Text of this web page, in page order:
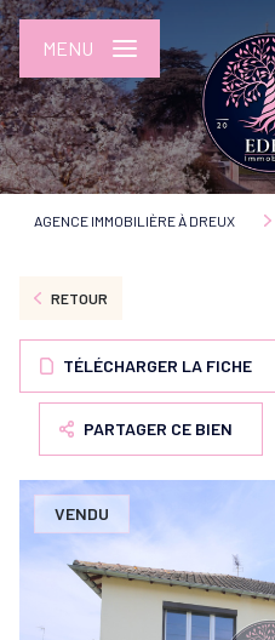
MENU
AGENCE IMMOBILIÈRE À DREUX
RETOUR
TÉLÉCHARGER LA FICHE
PARTAGER CE BIEN
VENDU